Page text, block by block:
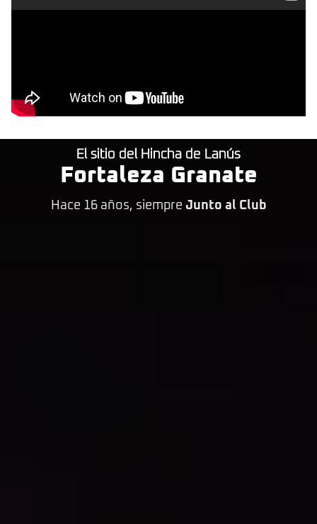
El sitio del Hincha de Lanús
Fortaleza Granate
Hace 16 años, siempre Junto al Club